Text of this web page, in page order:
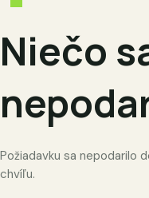
Niečo
Požiadavku sa nepodarilo
chvíľu.